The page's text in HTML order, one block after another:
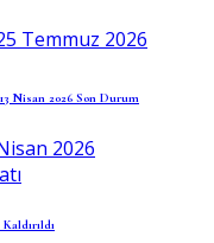
Temmuz 2026
Nisan 2026 Son Durum
2026